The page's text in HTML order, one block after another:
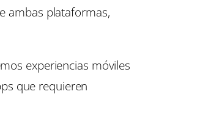
ambas plataformas,
experiencias móviles
que requieren